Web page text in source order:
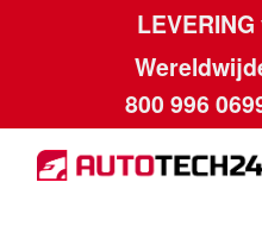
800 996
Ga
door
Ga
naar